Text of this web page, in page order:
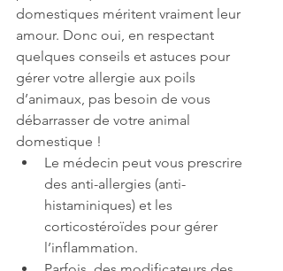
domestiques méritent vraiment leur
amour. Donc oui, en respectant
quelques conseils et astuces pour
gérer votre allergie aux poils
d’animaux, pas besoin de vous
débarrasser de votre animal
domestique !
Le médecin peut vous prescrire
des anti-allergies (anti-
histaminiques) et les
corticostéroïdes pour gérer
l’inflammation.